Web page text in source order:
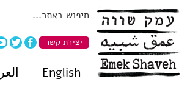
יצירת קשר
English